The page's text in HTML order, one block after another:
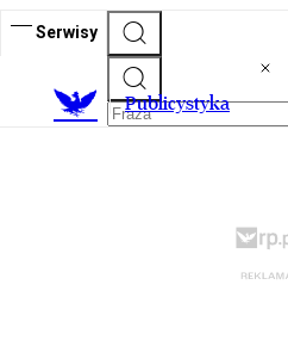
Serwisy
Publicystyka